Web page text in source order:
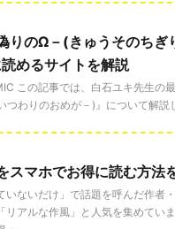
りのΩ－(きゅうそのちぎ
めるサイトを解説
この記事では、白石ユキ先生の
つわりのおめが－)』について解説
スマホでお得に読む方法
いないだけ」で話題を呼んだ作者
リアルな作風」と人気を集めてい